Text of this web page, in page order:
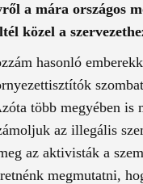
a mára országos
közel a
hasonló
több megyében
az illegális
az aktivisták a
megmutatni,